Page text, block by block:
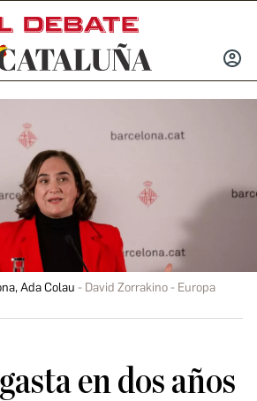
INICIAR
Ada Colau
David Zorrakino - Europa
en dos años